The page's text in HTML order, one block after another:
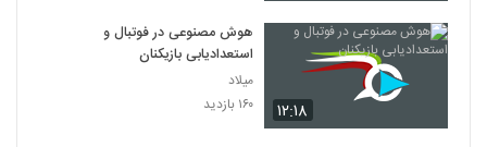
۱۲:۱۸
هوش مصنوعی در فوتبال و
استعدادیابی بازیکنان
میلاد
۱۶۰ بازدید